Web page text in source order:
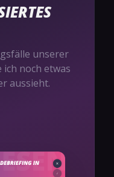
unserer
noch etwas
aussieht.